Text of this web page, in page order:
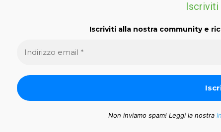
Iscriviti
Iscriviti alla nostra community e
Non inviamo spam! Leggi la nostra